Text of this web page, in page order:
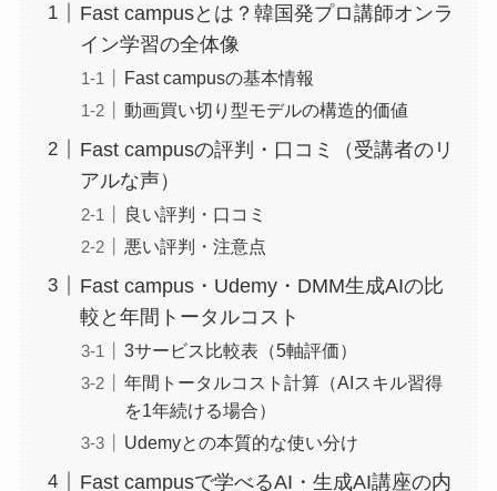
Fast campusとは？韓国発プロ講師オンラ
イン学習の全体像
Fast campusの基本情報
動画買い切り型モデルの構造的価値
Fast campusの評判・口コミ（受講者のリ
アルな声）
良い評判・口コミ
悪い評判・注意点
Fast campus・Udemy・DMM生成AIの比
較と年間トータルコスト
3サービス比較表（5軸評価）
年間トータルコスト計算（AIスキル習得
を1年続ける場合）
Udemyとの本質的な使い分け
Fast campusで学べるAI・生成AI講座の内